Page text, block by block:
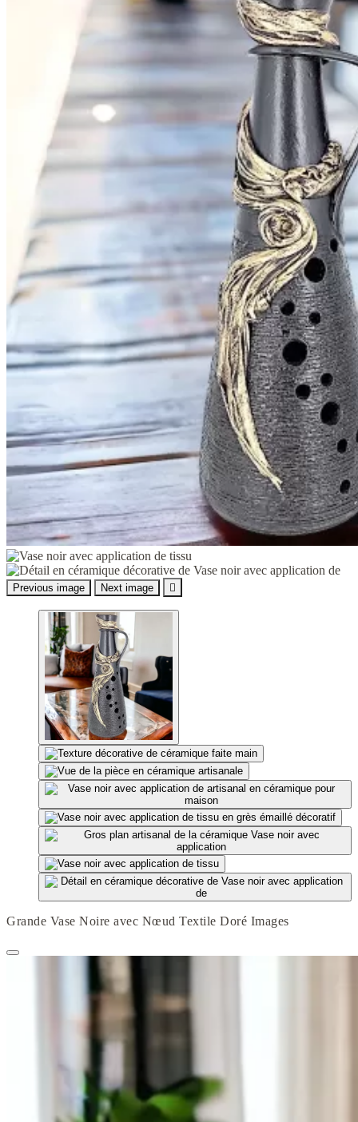
Previous image Next image 
Grande Vase Noire avec Nœud Textile Doré Images